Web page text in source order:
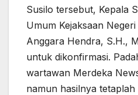
Susilo tersebut, Kepala
Umum Kejaksaan
Anggara Hendra, S.H.,
untuk dikonfirmasi.
wartawan Merdeka
namun hasilnya